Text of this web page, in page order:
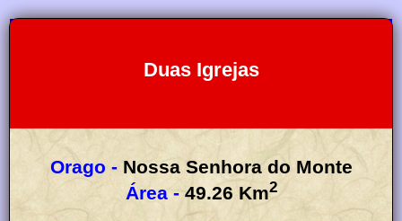
Duas Igrejas
Orago - Nossa Senhora do Monte
Área - 49.26 Km2